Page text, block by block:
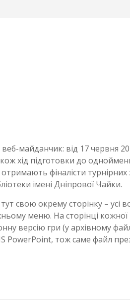
майданчик: від 17 червня
хід підготовки до
фіналісти турнірних
імені Дніпрової Чайки.
свою окрему сторінку – усі
меню. На сторінці кожної
версію гри (у архівному
PowerPoint, тож саме файл